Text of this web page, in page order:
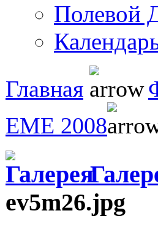
Полевой
Главная
EME 2008
ev5m26.jpg